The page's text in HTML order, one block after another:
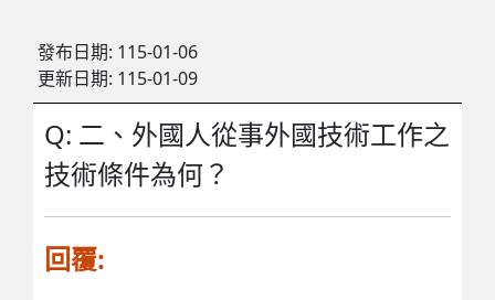
發布日期: 115-01-06
更新日期: 115-01-09
Q: 二、外國人從事外國技術工作之
技術條件為何？
回覆: